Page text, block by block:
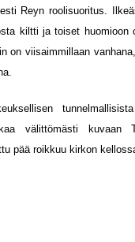
Reyn roolisuoritus.
kiltti ja toiset huomioon
on viisaimmillaan
välittömästi kuvaan
pää roikkuu kirkon